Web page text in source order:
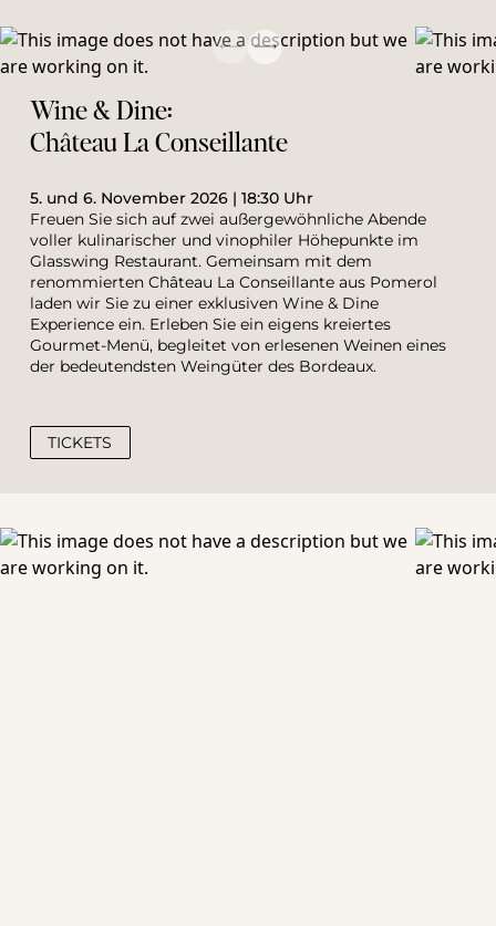
Wine & Dine:
Château La Conseillante
5. und 6. November 2026 | 18:30 Uhr
Freuen Sie sich auf zwei außergewöhnliche Abende
voller kulinarischer und vinophiler Höhepunkte im
Glasswing Restaurant. Gemeinsam mit dem
renommierten Château La Conseillante aus Pomerol
laden wir Sie zu einer exklusiven Wine & Dine
Experience ein. Erleben Sie ein eigens kreiertes
Gourmet-Menü, begleitet von erlesenen Weinen eines
der bedeutendsten Weingüter des Bordeaux.
TICKETS